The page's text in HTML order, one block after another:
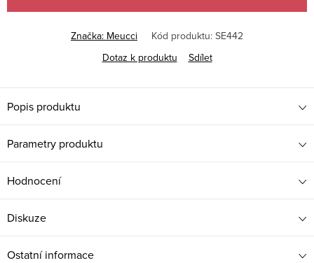
Značka: Meucci Kód produktu: SE442
Dotaz k produktu
Sdílet
Popis produktu
Parametry produktu
Hodnocení
Diskuze
Ostatní informace